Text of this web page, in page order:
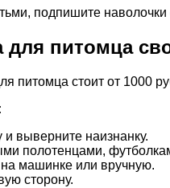
подпишите
для питомца
питомца стоит от 1000
и выверните наизнанку.
полотенцами,
машинке или вручную.
сторону.